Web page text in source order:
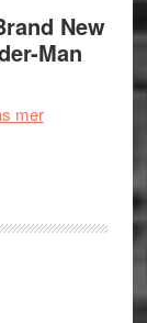
om
människans
GOES
i
New
Man
merom